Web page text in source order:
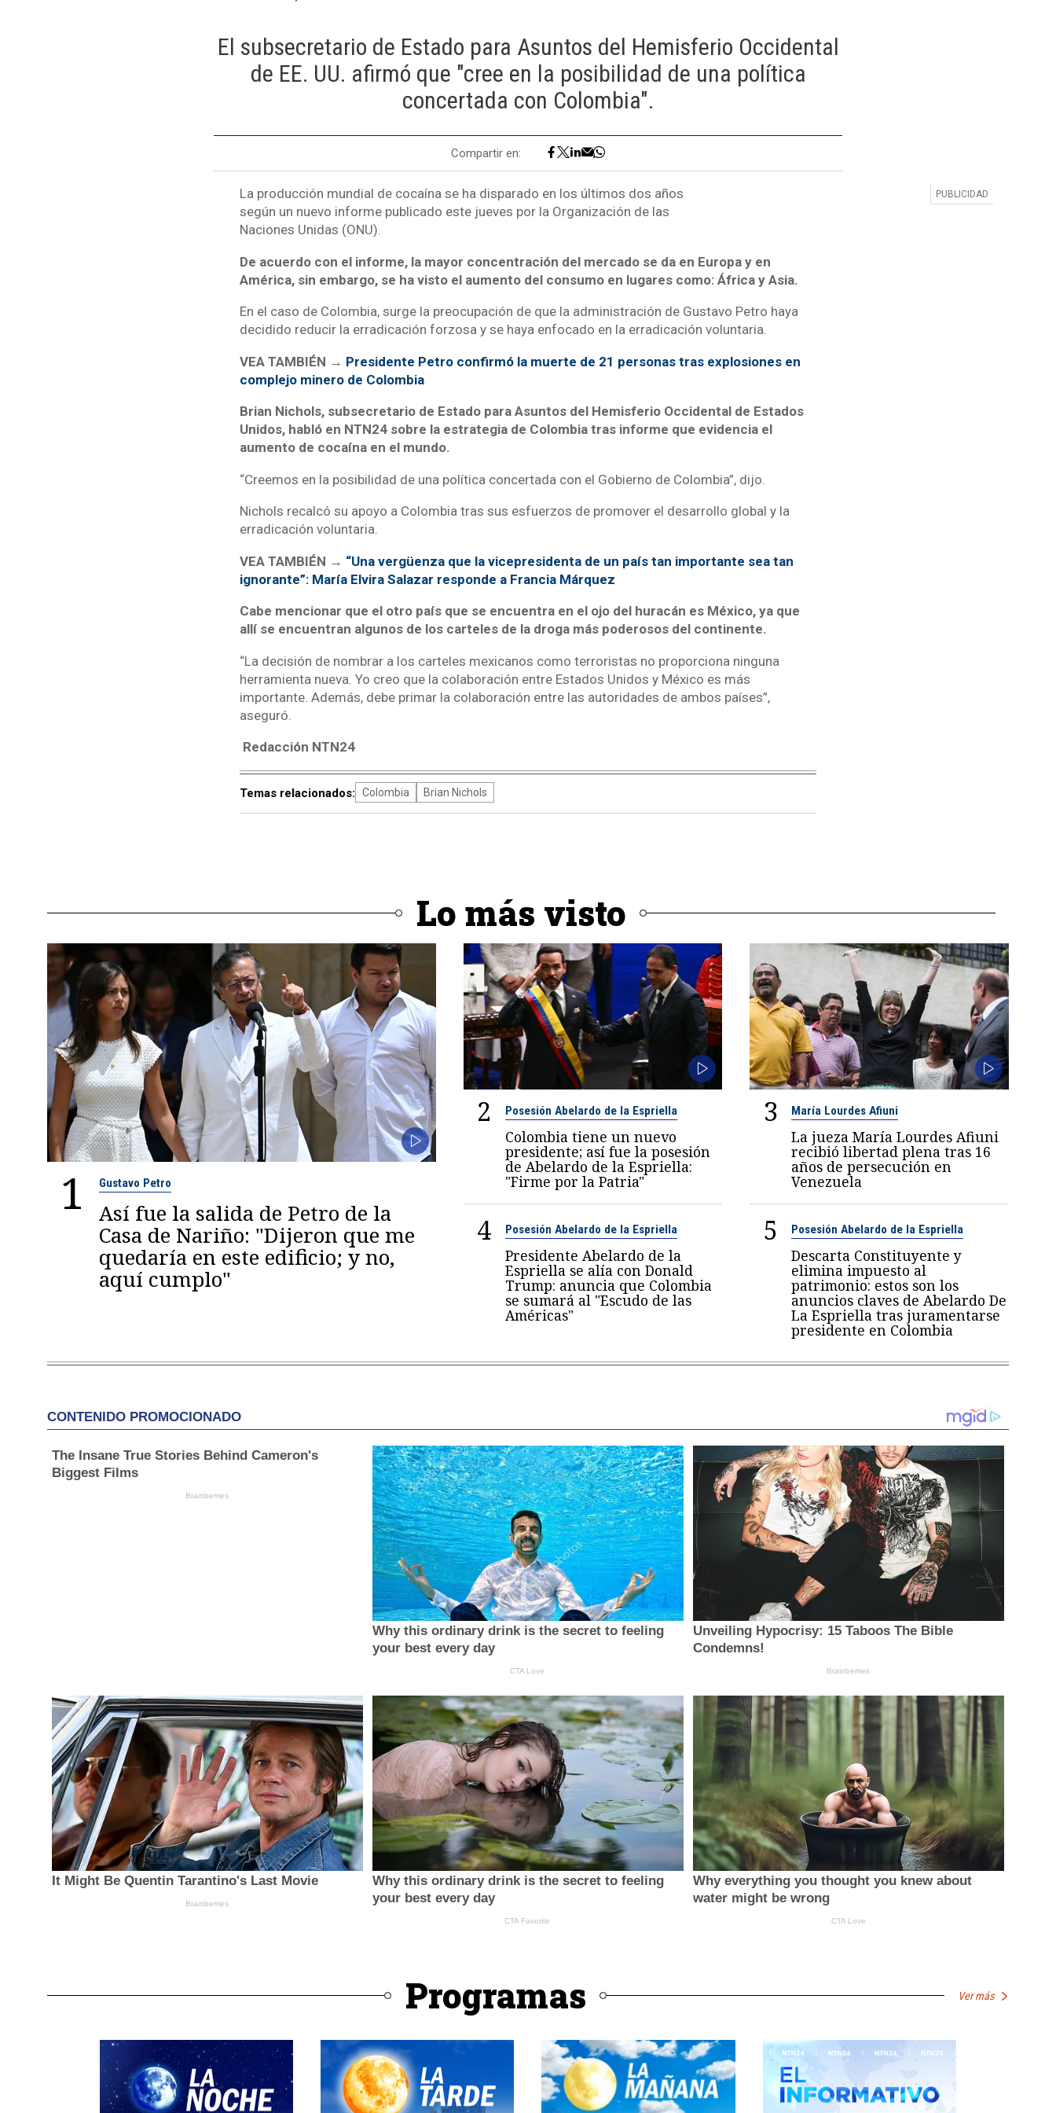
El subsecretario de Estado para Asuntos del Hemisferio Occidental
de EE. UU. afirmó que "cree en la posibilidad de una política
concertada con Colombia".
Compartir en:
La producción mundial de cocaína se ha disparado en los últimos dos años
según un nuevo informe publicado este jueves por la Organización de las
Naciones Unidas (ONU).
De acuerdo con el informe, la mayor concentración del mercado se da en Europa y en
América, sin embargo, se ha visto el aumento del consumo en lugares como: África y Asia.
En el caso de Colombia, surge la preocupación de que la administración de Gustavo Petro haya
decidido reducir la erradicación forzosa y se haya enfocado en la erradicación voluntaria.
VEA TAMBIÉN → Presidente Petro confirmó la muerte de 21 personas tras explosiones en
complejo minero de Colombia
Brian Nichols, subsecretario de Estado para Asuntos del Hemisferio Occidental de Estados
Unidos, habló en NTN24 sobre la estrategia de Colombia tras informe que evidencia el
aumento de cocaína en el mundo.
“Creemos en la posibilidad de una política concertada con el Gobierno de Colombia”, dijo.
Nichols recalcó su apoyo a Colombia tras sus esfuerzos de promover el desarrollo global y la
erradicación voluntaria.
VEA TAMBIÉN → “Una vergüenza que la vicepresidenta de un país tan importante sea tan
ignorante”: María Elvira Salazar responde a Francia Márquez
Cabe mencionar que el otro país que se encuentra en el ojo del huracán es México, ya que
allí se encuentran algunos de los carteles de la droga más poderosos del continente.
“La decisión de nombrar a los carteles mexicanos como terroristas no proporciona ninguna
herramienta nueva. Yo creo que la colaboración entre Estados Unidos y México es más
importante. Además, debe primar la colaboración entre las autoridades de ambos países”,
aseguró.
Redacción NTN24
Temas relacionados: Colombia Brian Nichols
Lo más visto
1 Gustavo Petro
Así fue la salida de Petro de la
Casa de Nariño: "Dijeron que me
quedaría en este edificio; y no,
aquí cumplo"
2 Posesión Abelardo de la Espriella
Colombia tiene un nuevo
presidente; así fue la posesión
de Abelardo de la Espriella:
"Firme por la Patria"
3 María Lourdes Afiuni
La jueza María Lourdes Afiuni
recibió libertad plena tras 16
años de persecución en
Venezuela
4 Posesión Abelardo de la Espriella
Presidente Abelardo de la
Espriella se alía con Donald
Trump: anuncia que Colombia
se sumará al "Escudo de las
Américas"
5 Posesión Abelardo de la Espriella
Descarta Constituyente y
elimina impuesto al
patrimonio: estos son los
anuncios claves de Abelardo De
La Espriella tras juramentarse
presidente en Colombia
Programas Ver más